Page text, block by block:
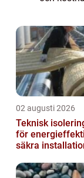
dina
02 augusti 2026
Teknisk isolering
för
säkra